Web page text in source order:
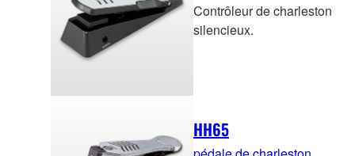
Contrôleur de charleston
silencieux.
HH65